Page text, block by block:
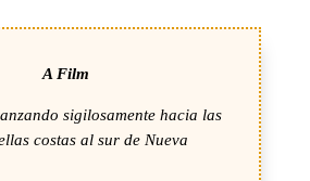
A Film
sigilosamente hacia las
costas al sur de Nueva